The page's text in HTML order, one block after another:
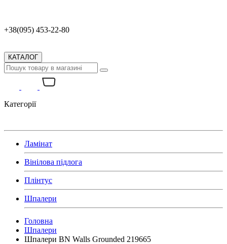
+38(095) 453-22-80
КАТАЛОГ
Категорії
Ламінат
Вінілова підлога
Плінтус
Шпалери
Головна
Шпалери
Шпалери BN Walls Grounded 219665